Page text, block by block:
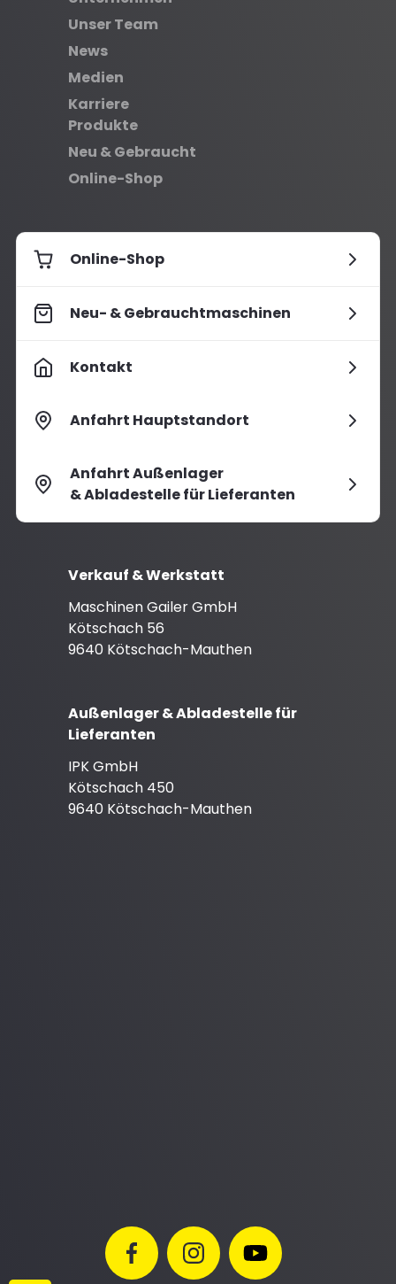
Unser Team
News
Medien
Karriere
Produkte
Neu & Gebraucht
Online-Shop
Online-Shop
Neu- & Gebrauchtmaschinen
Kontakt
Anfahrt Hauptstandort
Anfahrt Außenlager
& Abladestelle für Lieferanten
Verkauf & Werkstatt
Maschinen Gailer GmbH
Kötschach 56
9640 Kötschach-Mauthen
Außenlager & Abladestelle für
Lieferanten
IPK GmbH
Kötschach 450
9640 Kötschach-Mauthen